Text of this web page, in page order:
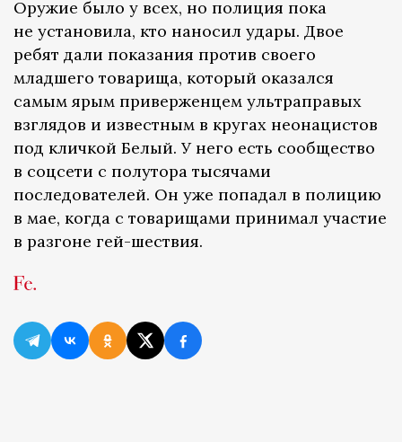
Оружие было у всех, но полиция пока
не установила, кто наносил удары. Двое
ребят дали показания против своего
младшего товарища, который оказался
самым ярым приверженцем ультраправых
взглядов и известным в кругах неонацистов
под кличкой Белый. У него есть сообщество
в соцсети с полутора тысячами
последователей. Он уже попадал в полицию
в мае, когда с товарищами принимал участие
в разгоне гей-шествия.